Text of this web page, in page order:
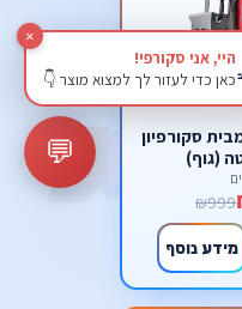
סקורפיון
(גוף)
₪999
מידע נוסף
💬
×
היי, אני סקורפי!
כאן כדי לעזור לך למצוא מוצר 👇